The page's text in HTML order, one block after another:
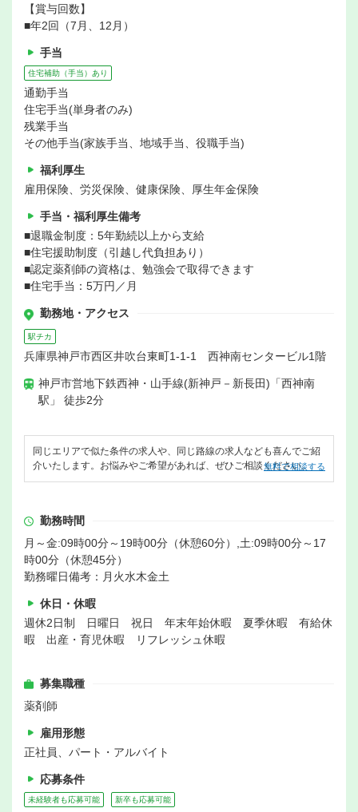
【賞与回数】
■年2回（7月、12月）
手当
住宅補助（手当）あり
通勤手当
住宅手当(単身者のみ)
残業手当
その他手当(家族手当、地域手当、役職手当)
福利厚生
雇用保険、労災保険、健康保険、厚生年金保険
手当・福利厚生備考
■退職金制度：5年勤続以上から支給
■住宅援助制度（引越し代負担あり）
■認定薬剤師の資格は、勉強会で取得できます
■住宅手当：5万円／月
勤務地・アクセス
駅チカ
兵庫県神戸市西区井吹台東町1-1-1 西神南センタービル1階
神戸市営地下鉄西神・山手線(新神戸－新長田)「西神南
駅」 徒歩2分
同じエリアで似た条件の求人や、同じ路線の求人なども喜んでご紹
介いたします。お悩みやご希望があれば、ぜひご相談ください。
無料で相談する
勤務時間
月～金:09時00分～19時00分（休憩60分）,土:09時00分～17
時00分（休憩45分）
勤務曜日備考：月火水木金土
休日・休暇
週休2日制 日曜日 祝日 年末年始休暇 夏季休暇 有給休
暇 出産・育児休暇 リフレッシュ休暇
募集職種
薬剤師
雇用形態
正社員、パート・アルバイト
応募条件
未経験者も応募可能 新卒も応募可能